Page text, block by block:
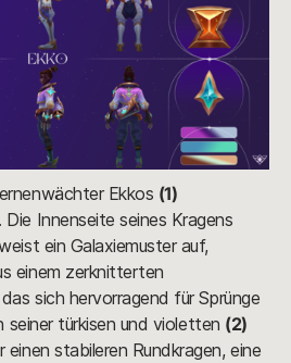
Ekkos (1)
Die Innenseite seines Kragens
ein Galaxiemuster auf,
einem zerknitterten
sich hervorragend für Sprünge
seiner türkisen und violetten (2)
einen stabileren Rundkragen, eine